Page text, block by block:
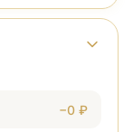
−0 ₽